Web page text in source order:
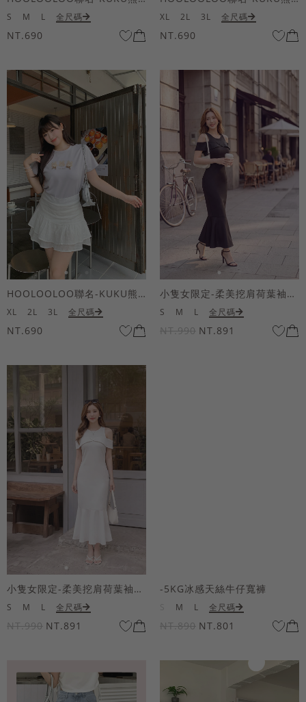
S M L 全尺碼
NT.690
XL 2L 3L 全尺碼
NT.690
HOOLOOLOO聯名-KUKU熊蝴蝶結短袖上衣
XL 2L 3L 全尺碼
NT.690
小隻女限定-柔美挖肩荷葉袖魚尾長洋裝
S M L 全尺碼
NT.990 NT.891
小隻女限定-柔美挖肩荷葉袖魚尾長洋裝
S M L 全尺碼
NT.990 NT.891
-5KG冰感天絲牛仔寬褲
M L 全尺碼
NT.890 NT.801